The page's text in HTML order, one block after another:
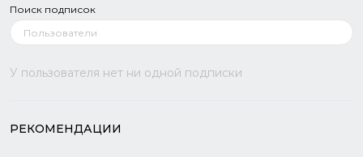
Поиск подписок
У пользователя нет ни одной подписки
РЕКОМЕНДАЦИИ